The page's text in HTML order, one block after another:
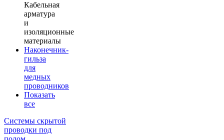
Кабельная
арматура
и
изоляционные
материалы
Наконечник-
гильза
для
медных
проводников
Показать
все
Системы скрытой
проводки под